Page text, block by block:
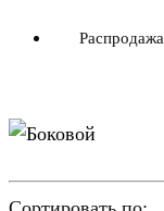
Распродажа